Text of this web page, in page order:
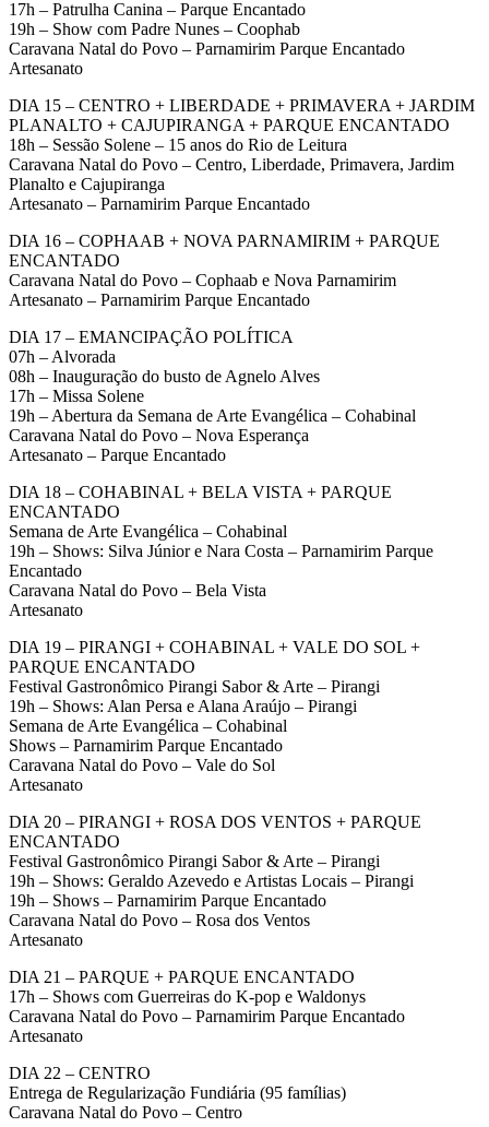
17h – Patrulha Canina – Parque Encantado
19h – Show com Padre Nunes – Coophab
Caravana Natal do Povo – Parnamirim Parque Encantado
Artesanato
DIA 15 – CENTRO + LIBERDADE + PRIMAVERA + JARDIM
PLANALTO + CAJUPIRANGA + PARQUE ENCANTADO
18h – Sessão Solene – 15 anos do Rio de Leitura
Caravana Natal do Povo – Centro, Liberdade, Primavera, Jardim
Planalto e Cajupiranga
Artesanato – Parnamirim Parque Encantado
DIA 16 – COPHAAB + NOVA PARNAMIRIM + PARQUE
ENCANTADO
Caravana Natal do Povo – Cophaab e Nova Parnamirim
Artesanato – Parnamirim Parque Encantado
DIA 17 – EMANCIPAÇÃO POLÍTICA
07h – Alvorada
08h – Inauguração do busto de Agnelo Alves
17h – Missa Solene
19h – Abertura da Semana de Arte Evangélica – Cohabinal
Caravana Natal do Povo – Nova Esperança
Artesanato – Parque Encantado
DIA 18 – COHABINAL + BELA VISTA + PARQUE
ENCANTADO
Semana de Arte Evangélica – Cohabinal
19h – Shows: Silva Júnior e Nara Costa – Parnamirim Parque
Encantado
Caravana Natal do Povo – Bela Vista
Artesanato
DIA 19 – PIRANGI + COHABINAL + VALE DO SOL +
PARQUE ENCANTADO
Festival Gastronômico Pirangi Sabor & Arte – Pirangi
19h – Shows: Alan Persa e Alana Araújo – Pirangi
Semana de Arte Evangélica – Cohabinal
Shows – Parnamirim Parque Encantado
Caravana Natal do Povo – Vale do Sol
Artesanato
DIA 20 – PIRANGI + ROSA DOS VENTOS + PARQUE
ENCANTADO
Festival Gastronômico Pirangi Sabor & Arte – Pirangi
19h – Shows: Geraldo Azevedo e Artistas Locais – Pirangi
19h – Shows – Parnamirim Parque Encantado
Caravana Natal do Povo – Rosa dos Ventos
Artesanato
DIA 21 – PARQUE + PARQUE ENCANTADO
17h – Shows com Guerreiras do K-pop e Waldonys
Caravana Natal do Povo – Parnamirim Parque Encantado
Artesanato
DIA 22 – CENTRO
Entrega de Regularização Fundiária (95 famílias)
Caravana Natal do Povo – Centro